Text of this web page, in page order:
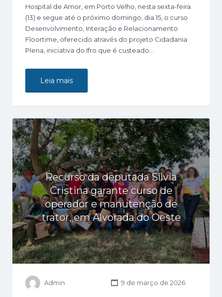
Hospital de Amor, em Porto Velho, nesta sexta-feira
(13) e segue até o próximo domingo, dia 15, o curso
Desenvolvimento, Interação e Relacionamento
Floortime, oferecido através do projeto Cidadania
Plena, iniciativa do Ifro que é custeado…
Leia mais
Recurso da deputada Sílvia
Cristina garante curso de
operador e manutenção de
trator, em Alvorada do Oeste
Admin 9 de março de 2026